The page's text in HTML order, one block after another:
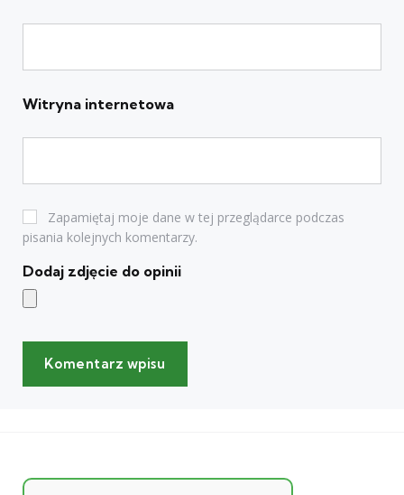
Witryna internetowa
Zapamiętaj moje dane w tej przeglądarce podczas
pisania kolejnych komentarzy.
Dodaj zdjęcie do opinii